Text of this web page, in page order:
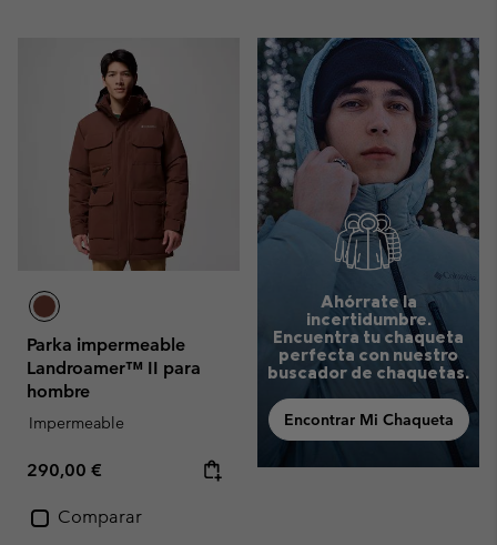
Parka impermeable
Landroamer™ II para
hombre
Impermeable
Regular price:
290,00 €
Comparar
Ahórrate la
incertidumbre.
Encuentra tu chaqueta
perfecta con nuestro
buscador de chaquetas.
Encontrar Mi Chaqueta